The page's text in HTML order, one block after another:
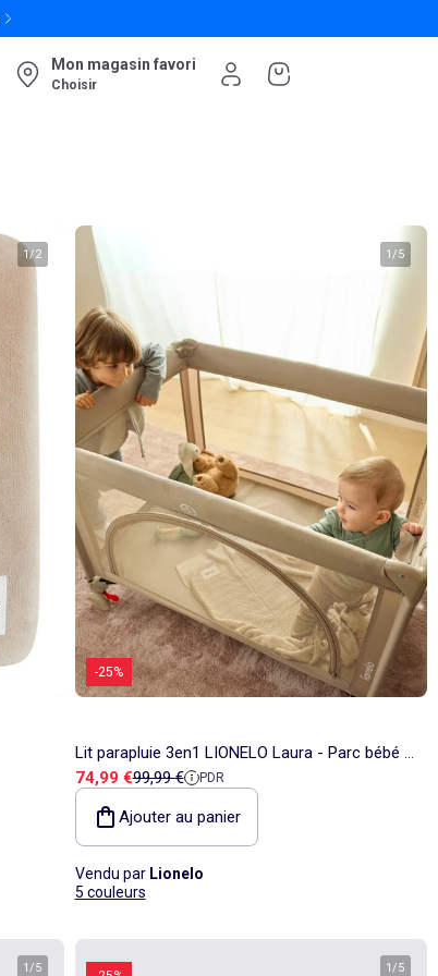
Mon magasin favori
Choisir
1/2
-25%
1/5
Lit parapluie 3en1 LIONELO Laura - Parc bébé -
Matelas haute densité - Roulettes - 0-36 mois
Prix de vente
74,99 €Prix de référence
99,99 € PDR
Ajouter au panier
Vendu par Lionelo
5 couleurs
1/5 1/5